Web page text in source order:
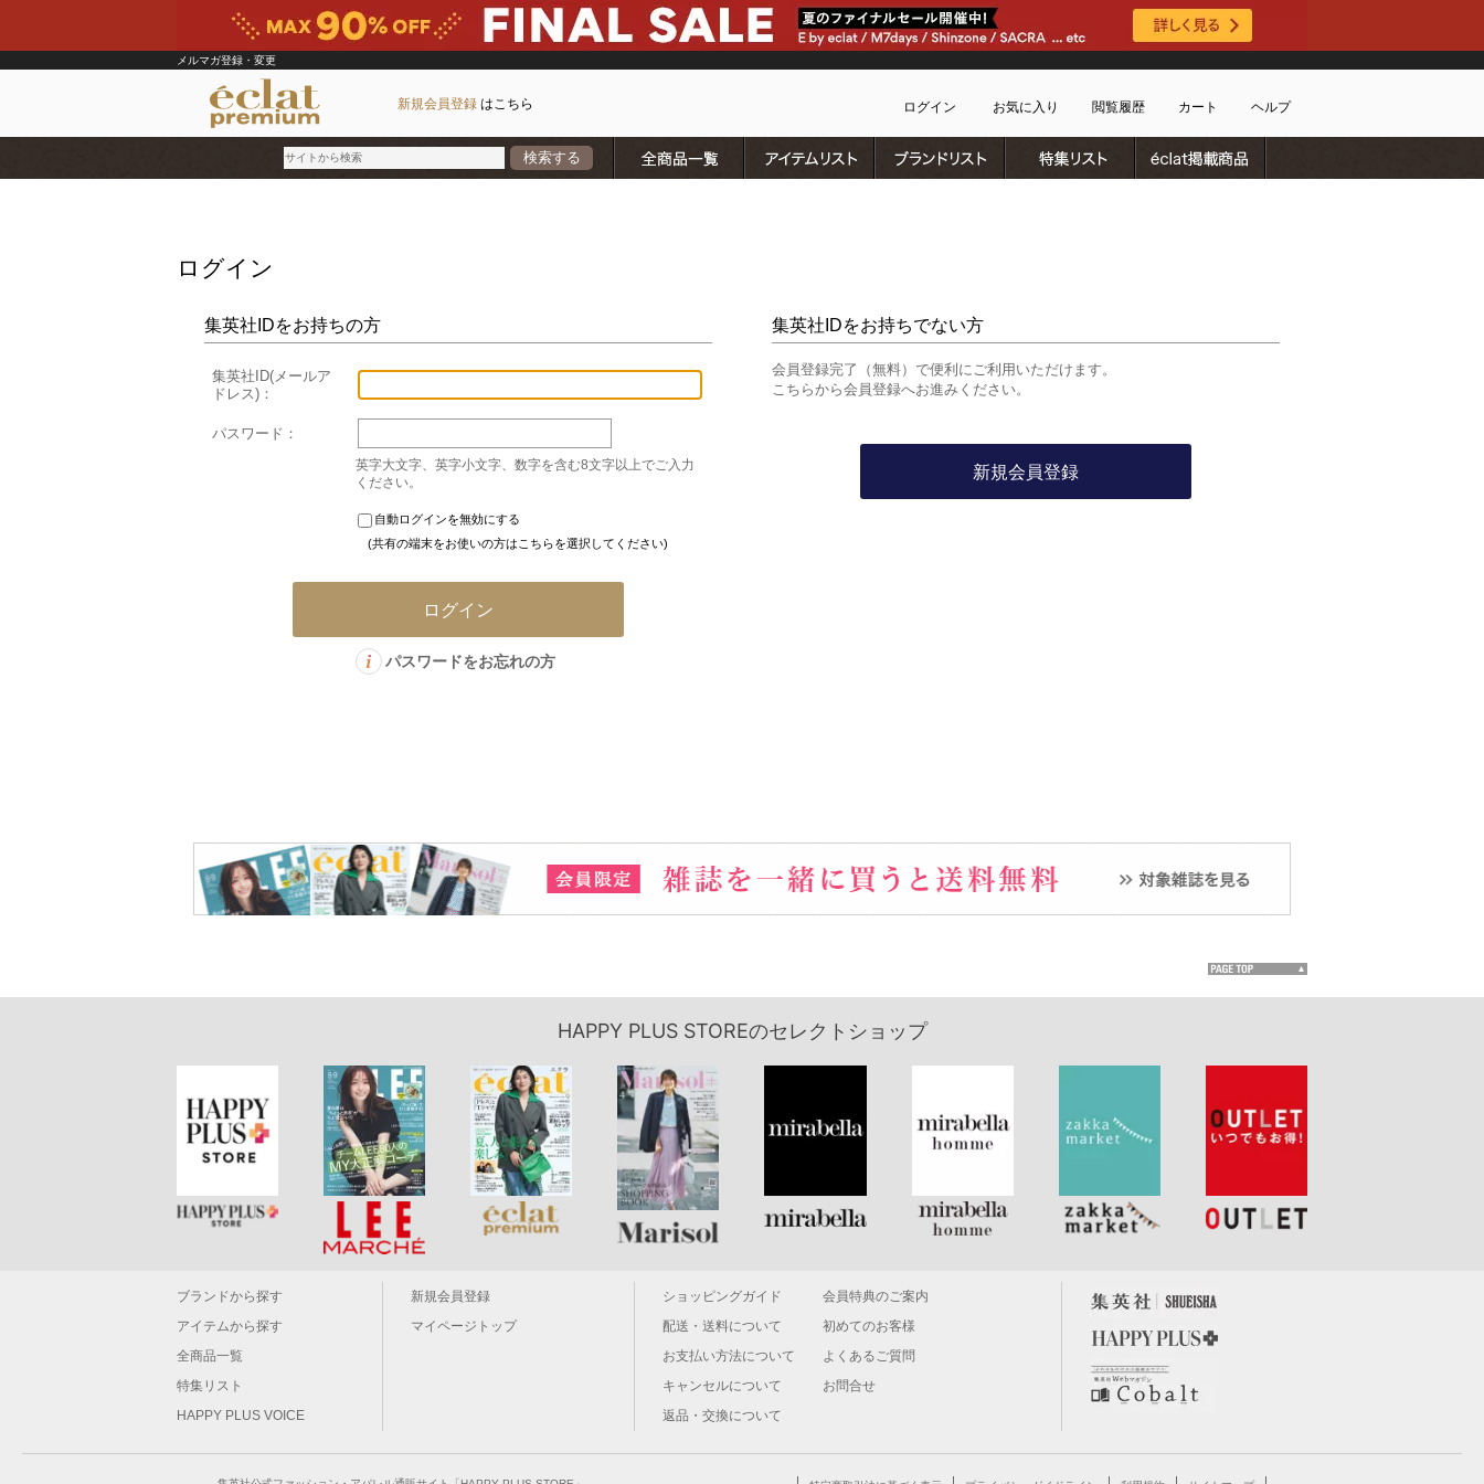
メルマガ登録・変更
新規会員登録 はこちら ログイン お気に入り 閲覧履歴 カート ヘルプ
初めてのお客様
検索する
お気に入り
ランキング
雑誌･書籍(一緒に買うと送料無料)
ログイン
集英社IDをお持ちの方
集英社ID(メールア
ドレス)：
パスワード：
英字大文字、英字小文字、数字を含む8文字以上でご入力
ください。
自動ログインを無効にする
(共有の端末をお使いの方はこちらを選択してください)
パスワードをお忘れの方
集英社IDをお持ちでない方
会員登録完了（無料）で便利にご利用いただけます。
こちらから会員登録へお進みください。
HAPPY PLUS STOREのセレクトショップ
ブランドから探す
アイテムから探す
全商品一覧
特集リスト
HAPPY PLUS VOICE
新規会員登録
マイページトップ
ショッピングガイド
配送・送料について
お支払い方法について
キャンセルについて
返品・交換について
会員特典のご案内
初めてのお客様
よくあるご質問
お問合せ